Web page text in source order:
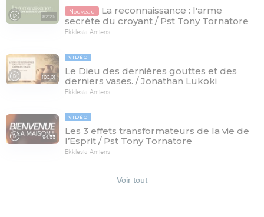
82:25
Nouveau
La reconnaissance : l'arme
secrète du croyant / Pst Tony Tornatore
Ekklesia Amiens
100:01
VIDÉO
Le Dieu des dernières gouttes et des
derniers vases. / Jonathan Lukoki
Ekklesia Amiens
94:55
VIDÉO
Les 3 effets transformateurs de la vie de
l’Esprit / Pst Tony Tornatore
Ekklesia Amiens
Voir tout